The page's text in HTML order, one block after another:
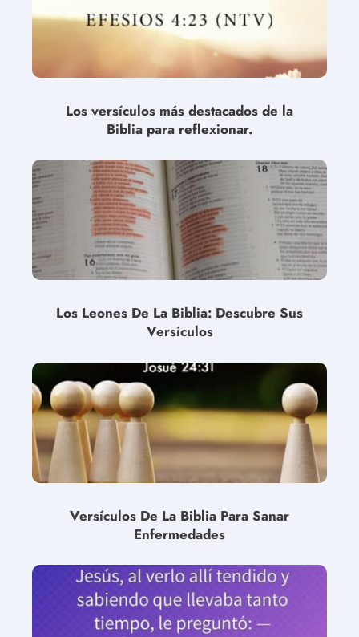
Los versículos más destacados de la
Biblia para reflexionar.
Los Leones De La Biblia: Descubre Sus
Versículos
Versículos De La Biblia Para Sanar
Enfermedades